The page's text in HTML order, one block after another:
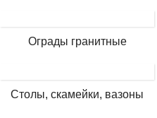
Ограды гранитные
Столы, скамейки, вазоны